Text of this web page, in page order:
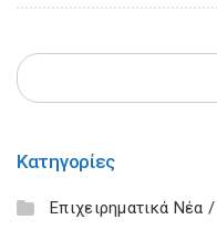
Κατηγορίες
Επιχειρηματικά Νέα